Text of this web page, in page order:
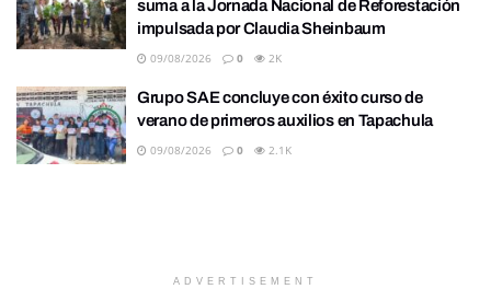
suma a la Jornada Nacional de Reforestación
impulsada por Claudia Sheinbaum
09/08/2026 0 2K
Grupo SAE concluye con éxito curso de
verano de primeros auxilios en Tapachula
09/08/2026 0 2.1K
ADVERTISEMENT